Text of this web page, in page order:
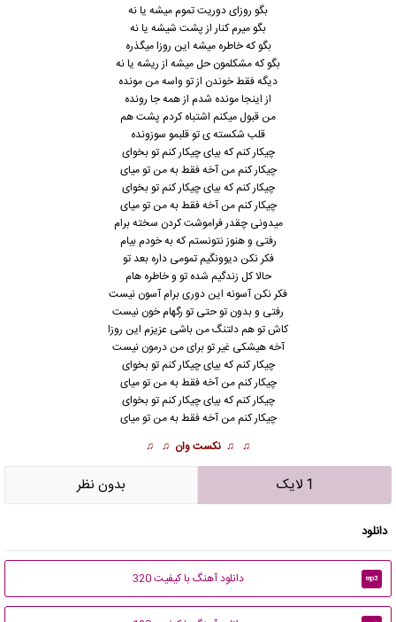
بگو روزای دوریت تموم میشه یا نه
بگو میرم کنار از پشت شیشه یا نه
بگو که خاطره میشه این روزا میگذره
بگو که مشکلمون حل میشه از ریشه یا نه
دیگه فقط خوندن از تو واسه من مونده
از اینجا مونده شدم از همه جا رونده
من قبول میکنم اشتباه کردم پشت هم
قلب شکسته ی تو قلبمو سوزونده
چیکار کنم که بیای چیکار کنم تو بخوای
چیکار کنم من آخه فقط به من تو میای
چیکار کنم که بیای چیکار کنم تو بخوای
چیکار کنم من آخه فقط به من تو میای
میدونی چقدر فراموشت کردن سخته برام
رفتی و هنوز نتونستم که به خودم بیام
فکر نکن دیوونگیم تمومی داره بعد تو
حالا کل زندگیم شده تو و خاطره هام
فکر نکن آسونه این دوری برام آسون نیست
رفتی و بدون تو حتی تو رگهام خون نیست
کاش تو هم دلتنگ من باشی عزیزم این روزا
آخه هیشکی غیر تو برای من درمون نیست
چیکار کنم که بیای چیکار کنم تو بخوای
چیکار کنم من آخه فقط به من تو میای
چیکار کنم که بیای چیکار کنم تو بخوای
چیکار کنم من آخه فقط به من تو میای
♫ ♫ نکست وان ♫ ♫
1 لایک بدون نظر
دانلود
mp3 دانلود آهنگ با کیفیت 320